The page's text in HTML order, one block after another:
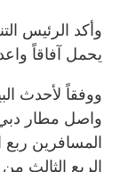
يحمل آفاقاً
ووفقاً لأحدث
واصل مطار دبي